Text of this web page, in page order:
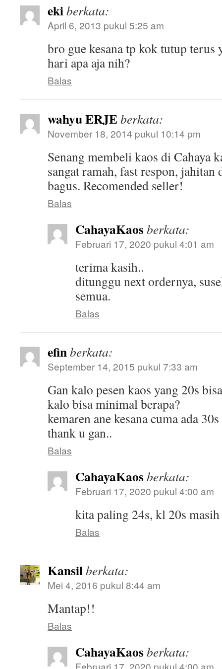
ekiberkata:
April 6, 2013 pukul 5:25 am
bro gue kesana tp kok tutup terus
hari apa aja nih?
Balas
wahyu ERJEberkata:
November 18, 2014 pukul 10:14 pm
Senang membeli kaos di Cahaya
sangat ramah, fast respon, jahitan
bagus. Recomended seller!
Balas
CahayaKaosberkata:
Februari 17, 2020 pukul 4:01 am
terima kasih..
ditunggu next ordernya,
semua.
Balas
efinberkata:
September 14, 2015 pukul 7:33 am
Gan kalo pesen kaos yang 20s
kalo bisa minimal berapa?
kemaren ane kesana cuma ada 30s
thank u gan..
Balas
CahayaKaosberkata:
Februari 17, 2020 pukul 4:00 am
kita paling 24s, kl 20s
Balas
Kansilberkata:
Mei 4, 2016 pukul 8:44 am
Mantap!!
Balas
CahayaKaosberkata:
Februari 17, 2020 pukul 4:00 am